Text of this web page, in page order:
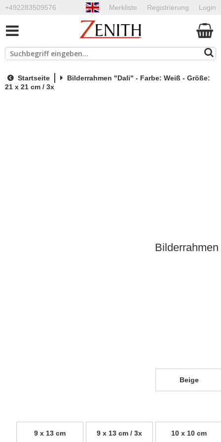
+492283509576 Login
Registrierung
Merkliste
Startseite
Bilderrahmen "Dali" - Farbe: Weiß - Größe:
21 x 21 cm / 3x
Beige
9 x 13 cm 9 x 13 cm / 3x 10 x 10 cm